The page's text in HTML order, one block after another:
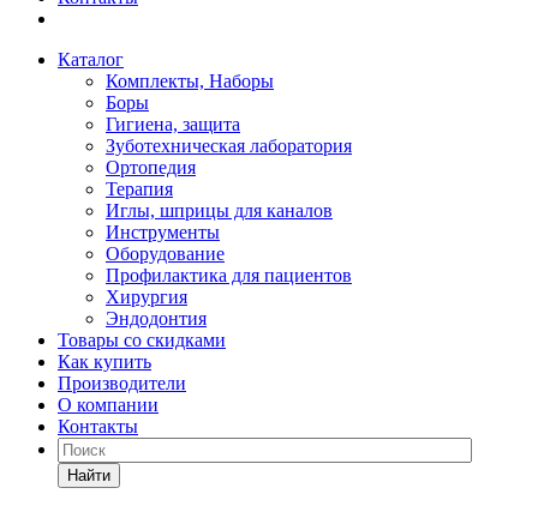
Каталог
Комплекты, Наборы
Боры
Гигиена, защита
Зуботехническая лаборатория
Ортопедия
Терапия
Иглы, шприцы для каналов
Инструменты
Оборудование
Профилактика для пациентов
Хирургия
Эндодонтия
Товары со скидками
Как купить
Производители
О компании
Контакты
Найти